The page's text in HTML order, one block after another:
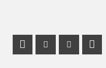
Profil Mastodon
Instagram